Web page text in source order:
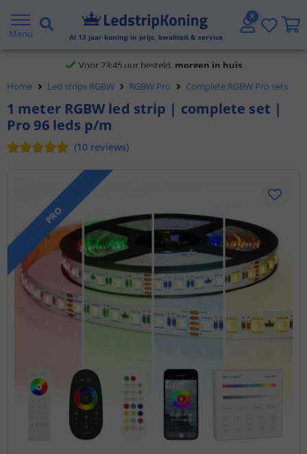
Menu Al 13 jaar koning in prijs, kwaliteit & service
Klantbeoordeling 9.1
Voor 23:45 uur besteld, morgen in huis
Home
Led strips RGBW RGBW Pro Complete RGBW Pro sets
1 meter RGBW led strip | complete set |
Pro 96 leds p/m
(10 reviews)
PRO